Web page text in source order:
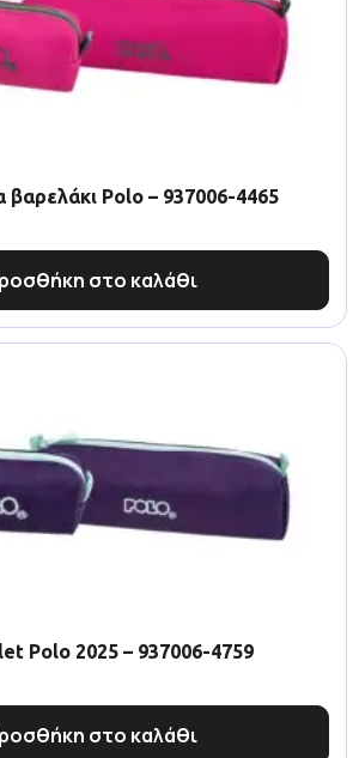
Polo – 937006-4465
στο καλάθι
Polo 2025 – 937006-4759
στο καλάθι